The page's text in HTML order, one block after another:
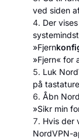
ved siden
Der
»Fjern
»Fjern« for
Luk
på
Åbn
»Sikr min
Hvis der
NordVPN-